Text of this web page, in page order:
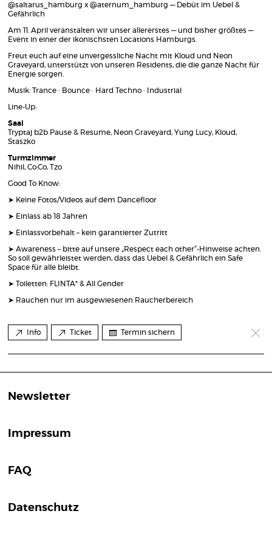
@saltarus_hamburg x @aternum_hamburg — Debüt im Uebel &
Gefährlich
Am 11. April veranstalten wir unser allererstes — und bisher größtes —
Event in einer der ikonischsten Locations Hamburgs.
Freut euch auf eine unvergessliche Nacht mit Kloud und Neon
Graveyard, unterstützt von unseren Residents, die die ganze Nacht für
Energie sorgen.
Musik: Trance · Bounce · Hard Techno · Industrial
Line-Up:
Saal
Tryptaj b2b Pause & Resume, Neon Graveyard, Yung Lucy, Kloud,
Staszko
Turmzimmer
Nihil, Co:Co, Tzo
Good To Know:
➤ Keine Fotos/Videos auf dem Dancefloor
➤ Einlass ab 18 Jahren
➤ Einlassvorbehalt – kein garantierter Zutritt
➤ Awareness – bitte auf unsere „Respect each other“-Hinweise achten.
So soll gewährleistet werden, dass das Uebel & Gefährlich ein Safe
Space für alle bleibt.
➤ Toiletten: FLINTA* & All Gender
➤ Rauchen nur im ausgewiesenen Raucherbereich
Info Ticket Termin sichern
Newsletter
Impressum
FAQ
Datenschutz